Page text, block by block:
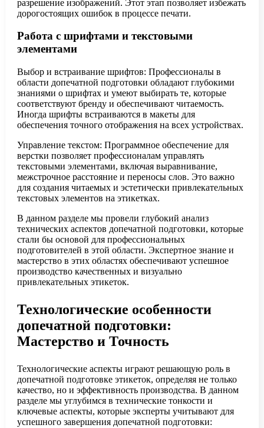
разрешение изображений. Этот этап позволяет избежать
дорогостоящих ошибок в процессе печати.
Работа с шрифтами и текстовыми
элементами
Выбор и встраивание шрифтов: Профессионалы в
области допечатной подготовки обладают глубокими
знаниями о шрифтах и умеют выбирать те, которые
соответствуют бренду и обеспечивают читаемость.
Иногда шрифты встраиваются в макеты для
обеспечения точного отображения на всех устройствах.
Управление текстом: Программное обеспечение для
верстки позволяет профессионалам управлять
текстовыми элементами, включая выравнивание,
межстрочное расстояние и переносы слов. Это важно
для создания читаемых и эстетически привлекательных
текстовых элементов на этикетках.
В данном разделе мы провели глубокий анализ
технических аспектов допечатной подготовки, которые
стали бы основой для профессиональных
подготовителей в этой области. Экспертное знание и
мастерство в этих областях обеспечивают успешное
производство качественных и визуально
привлекательных этикеток.
Технологические особенности
допечатной подготовки:
Мастерство и Точность
Технологические аспекты играют решающую роль в
допечатной подготовке этикеток, определяя не только
качество, но и эффективность производства. В данном
разделе мы углубимся в технические тонкости и
ключевые аспекты, которые эксперты учитывают для
успешного завершения допечатной подготовки: